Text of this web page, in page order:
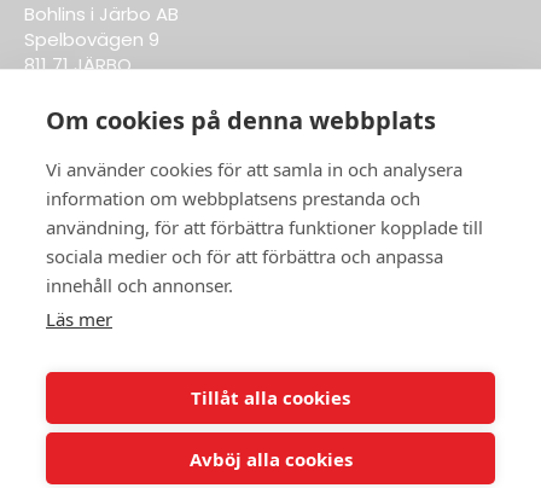
Om cookies på denna webbplats
Vi använder cookies för att samla in och analysera
information om webbplatsens prestanda och
användning, för att förbättra funktioner kopplade till
sociala medier och för att förbättra och anpassa
innehåll och annonser.
Läs mer
Tillåt alla cookies
Avböj alla cookies
Bohlins i Järbo AB
Spelbovägen 9
811 71 JÄRBO
ÖPPETTIDER BUTIK:
Vardagar 8-17
ÖPPETTIDER VERKSTAD:
info@bohlinsab.se